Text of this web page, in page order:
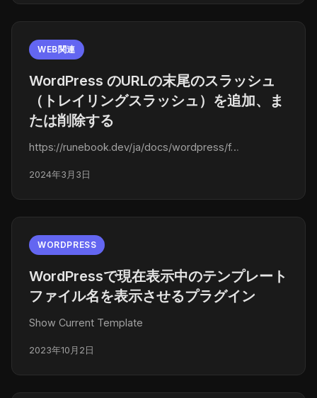
WEB関連
WordPress のURLの末尾のスラッシュ
（トレイリングスラッシュ）を追加、ま
たは削除する
https://runebook.dev/ja/docs/wordpress/f…
2024年3月3日
WORDPRESS
WordPressで現在表示中のテンプレート
ファイル名を表示させるプラグイン
Show Current Template
2023年10月2日